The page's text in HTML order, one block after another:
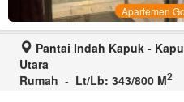
Apartemen
Pantai Indah Kapuk -
Utara
Rumah - Lt/Lb: 343/800 M2